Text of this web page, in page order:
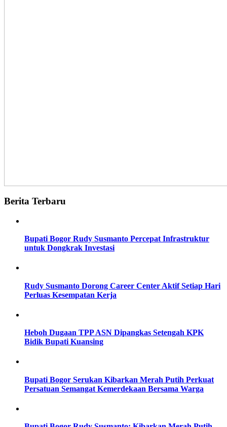
Berita Terbaru
Bupati Bogor Rudy Susmanto Percepat Infrastruktur
untuk Dongkrak Investasi
Rudy Susmanto Dorong Career Center Aktif Setiap Hari
Perluas Kesempatan Kerja
Heboh Dugaan TPP ASN Dipangkas Setengah KPK
Bidik Bupati Kuansing
Bupati Bogor Serukan Kibarkan Merah Putih Perkuat
Persatuan Semangat Kemerdekaan Bersama Warga